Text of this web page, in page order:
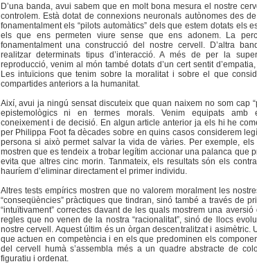
D’una banda, avui sabem que en molt bona mesura el nostre
controlem. Està dotat de connexions neuronals autònomes des
fonamentalment els “pilots automàtics” dels que estem dotats els
els que ens permeten viure sense que ens adonem. La
fonamentalment una construcció del nostre cervell. D’altra
realitzar determinats tipus d’interacció. A més de per la
reproducció, venim al món també dotats d’un cert sentit
Les intuïcions que tenim sobre la moralitat i sobre el que
compartides anteriors a la humanitat.
Així, avui ja ningú sensat discuteix que quan naixem no som cap
epistemològics ni en termes morals. Venim equipats amb
coneixement i de decisió. En algun article anterior ja els hi he
per Philippa Foot fa dècades sobre en quins casos considerem
persona si això permet salvar la vida de vàries. Per exemple,
mostren que es tendeix a trobar legítim accionar una palanca que
evita que altres cinc morin. Tanmateix, els resultats són els
hauríem d’eliminar directament el primer individu.
Altres tests empírics mostren que no valorem moralment les
“conseqüències” pràctiques que tindran, sinó també a través de
“intuïtivament” correctes davant de les quals mostrem una
regles que no venen de la nostra “racionalitat”, sinó de llocs
nostre cervell. Aquest últim és un òrgan descentralitzat i asimètric.
que actuen en competència i en els que predominen els
del cervell humà s’assembla més a un quadre abstracte de
figuratiu i ordenat.